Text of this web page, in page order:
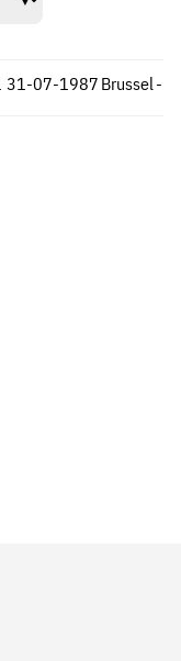
Brussel -
31-07-1987